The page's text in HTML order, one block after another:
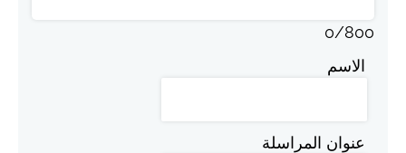
0/800
الاسم
عنوان المراسلة